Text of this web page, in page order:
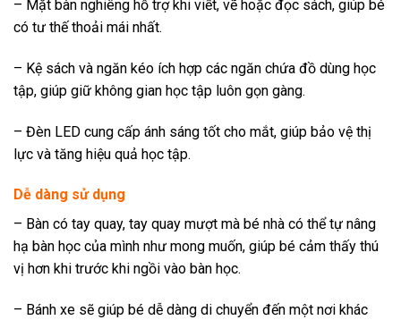
– Mặt bàn nghiêng hỗ trợ khi viết, vẽ hoặc đọc sách, giúp bé
có tư thế thoải mái nhất.
– Kệ sách và ngăn kéo ích hợp các ngăn chứa đồ dùng học
tập, giúp giữ không gian học tập luôn gọn gàng.
– Đèn LED cung cấp ánh sáng tốt cho mắt, giúp bảo vệ thị
lực và tăng hiệu quả học tập.
Dễ dàng sử dụng
– Bàn có tay quay, tay quay mượt mà bé nhà có thể tự nâng
hạ bàn học của mình như mong muốn, giúp bé cảm thấy thú
vị hơn khi trước khi ngồi vào bàn học.
– Bánh xe sẽ giúp bé dễ dàng di chuyển đến một nơi khác